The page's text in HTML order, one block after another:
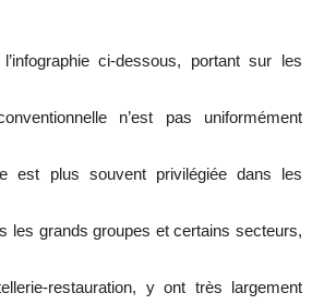
ci-dessous, portant sur les
n’est pas uniformément
est plus souvent privilégiée dans les
les grands groupes et certains secteurs,
restauration, y ont très largement